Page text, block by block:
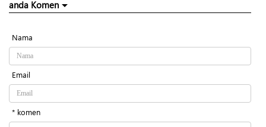
anda Komen
Nama
Email
* komen